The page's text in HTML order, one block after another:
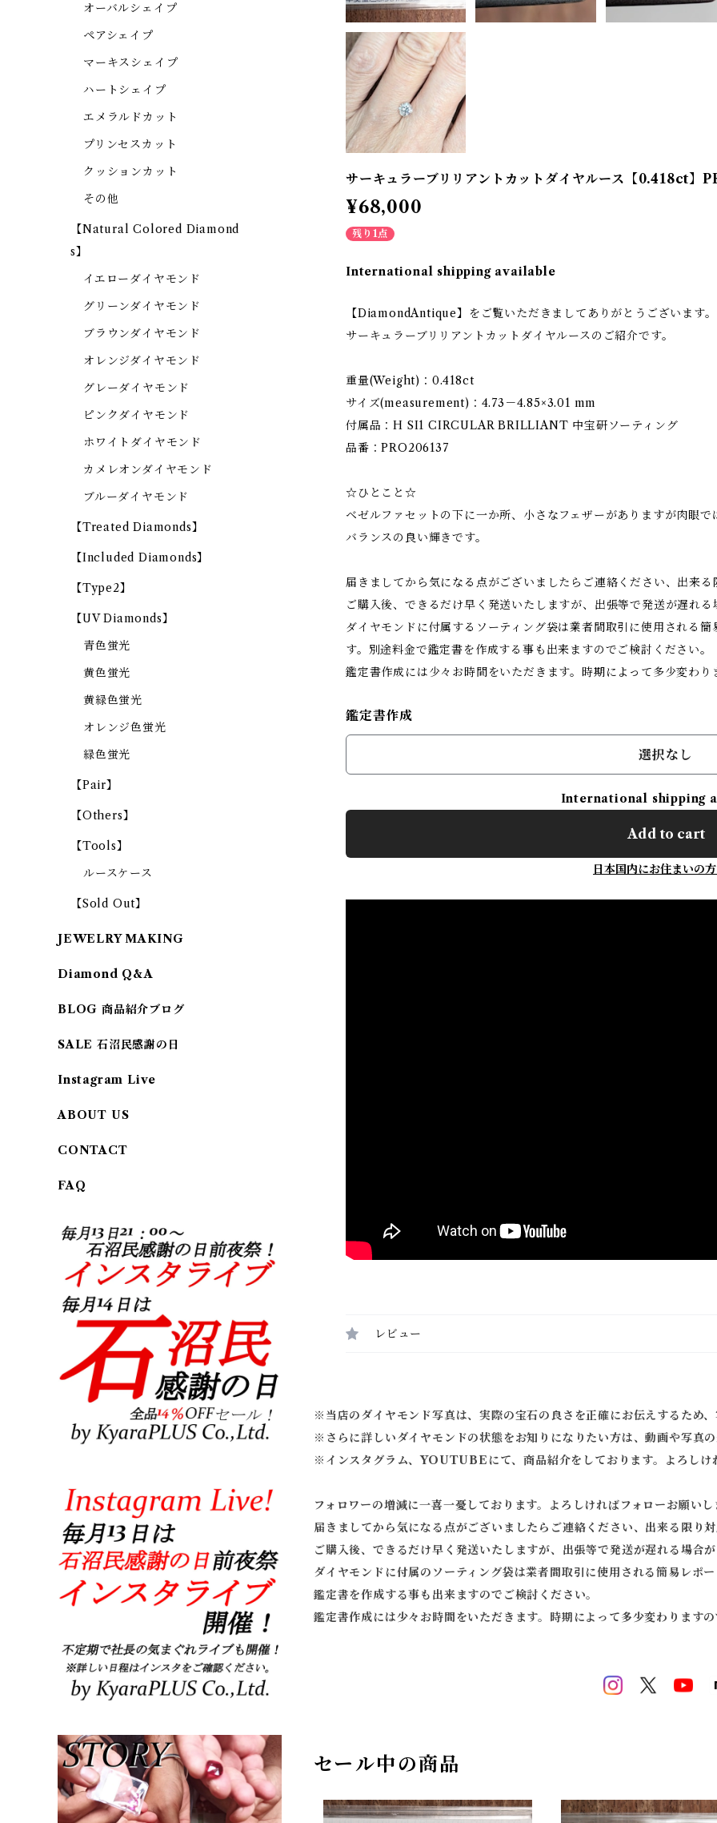
サーキュラーブリリアントカットダイヤルース【0.418ct】
¥68,000
残り1点
International shipping available
【DiamondAntique】をご覧いただきましてありがとうございます。
サーキュラーブリリアントカットダイヤルースのご紹介です。
重量(Weight)：0.418ct
サイズ(measurement)：4.73－4.85×3.01 mm
付属品：H SI1 CIRCULAR BRILLIANT 中宝研ソーティング
品番：PRO206137
☆ひとこと☆
ベゼルファセットの下に一か所、小さなフェザーがありますが肉眼
バランスの良い輝きです。
届きましてから気になる点がございましたらご連絡ください、出来る
ご購入後、できるだけ早く発送いたしますが、出張等で発送が遅れる
ダイヤモンドに付属するソーティング袋は業者間取引に使用される
す。別途料金で鑑定書を作成する事も出来ますのでご検討ください。
鑑定書作成には少々お時間をいただきます。時期によって多少変わり
鑑定書作成
選択なし
International shipping
Add to cart
日本国内にお住まいの
レビュー
※当店のダイヤモンド写真は、実際の宝石の良さを正確にお伝えするため
※ さらに詳しいダイヤモンドの状態をお知りになりたい方は、動画や写真
※ インスタグラム、YOUTUBEにて、商品紹介をしております。よろしけ
フォロワーの増減に一喜一憂しております。よろしければフォローお願い
届きましてから気になる点がございましたらご連絡ください、出来る限り対
ご購入後、できるだけ早く発送いたしますが、出張等で発送が遅れる場合
ダイヤモンドに付属のソーティング袋は業者間取引に使用される簡易レポ
鑑定書を作成する事も出来ますのでご検討ください。
鑑定書作成には少々お時間をいただきます。時期によって多少変わります
セール中の商品
オーバルシェイプ
ペアシェイプ
マーキスシェイプ
ハートシェイプ
エメラルドカット
プリンセスカット
クッションカット
その他
【Natural Colored Diamond
s】
イエローダイヤモンド
グリーンダイヤモンド
ブラウンダイヤモンド
オレンジダイヤモンド
グレーダイヤモンド
ピンクダイヤモンド
ホワイトダイヤモンド
カメレオンダイヤモンド
ブルーダイヤモンド
【Treated Diamonds】
【Included Diamonds】
【Type2】
【UV Diamonds】
青色蛍光
黄色蛍光
黄緑色蛍光
オレンジ色蛍光
緑色蛍光
【Pair】
【Others】
【Tools】
ルースケース
【Sold Out】
JEWELRY MAKING
Diamond Q&A
BLOG 商品紹介ブログ
SALE 石沼民感謝の日
Instagram Live
ABOUT US
CONTACT
FAQ